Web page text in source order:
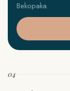
Bekopaka.
04